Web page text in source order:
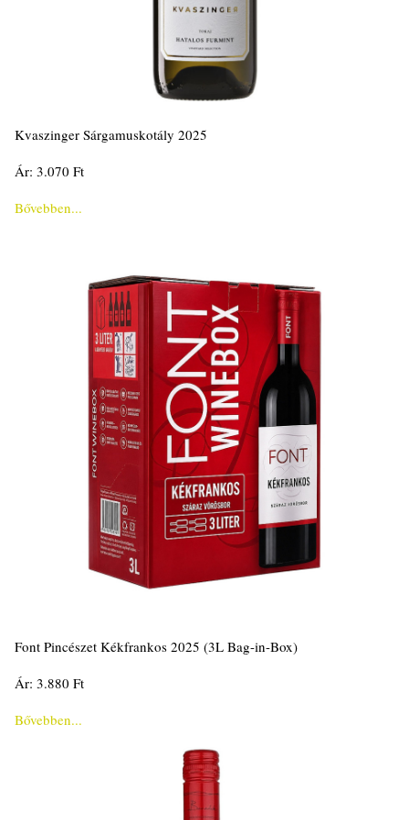
Kvaszinger Sárgamuskotály 2025
Ár: 3.070 Ft
Bővebben...
Font Pincészet Kékfrankos 2025 (3L Bag-in-Box)
Ár: 3.880 Ft
Bővebben...